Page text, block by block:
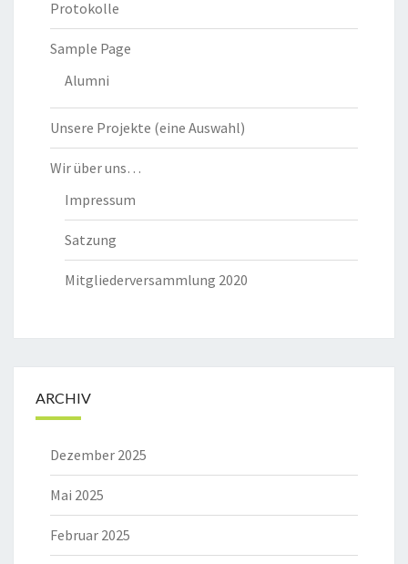
Protokolle
Sample Page
Alumni
Unsere Projekte (eine Auswahl)
Wir über uns…
Impressum
Satzung
Mitgliederversammlung 2020
ARCHIV
Dezember 2025
Mai 2025
Februar 2025